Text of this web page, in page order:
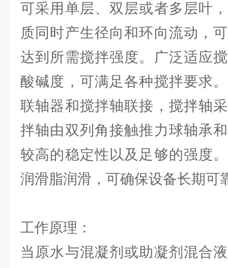
可采用单层、双层或者多层叶
质同时产生径向和环向流动，
达到所需搅拌强度。广泛适应
酸碱度，可满足各种搅拌要求
联轴器和搅拌轴联接，搅拌轴
拌轴由双列角接触推力球轴承
较高的稳定性以及足够的强度
润滑脂润滑，可确保设备长期可
工作原理：
当原水与混凝剂或助凝剂混合